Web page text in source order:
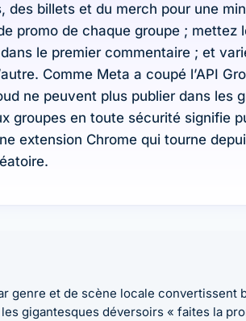
des billets et du merch pour une
promo de chaque groupe ; mettez
le premier commentaire ; et
Comme Meta a coupé l’API
ne peuvent plus publier dans les
groupes en toute sécurité signifie
extension Chrome qui tourne
genre et de scène locale convertissent
gigantesques déversoirs « faites la